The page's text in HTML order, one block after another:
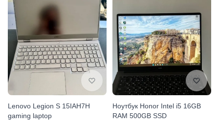
Lenovo Legion S 15IAH7H
gaming laptop
Ноутбук Honor Intel i5 16GB
RAM 500GB SSD